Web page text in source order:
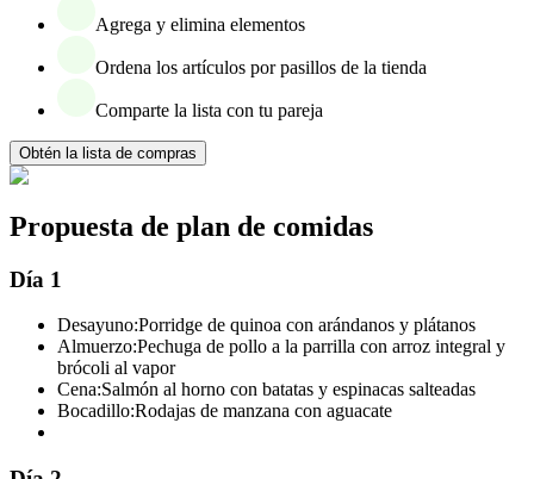
Agrega y elimina elementos
Ordena los artículos por pasillos de la tienda
Comparte la lista con tu pareja
Obtén la lista de compras
Propuesta de plan de comidas
Día 1
Desayuno:Porridge de quinoa con arándanos y plátanos
Almuerzo:Pechuga de pollo a la parrilla con arroz integral y
brócoli al vapor
Cena:Salmón al horno con batatas y espinacas salteadas
Bocadillo:Rodajas de manzana con aguacate